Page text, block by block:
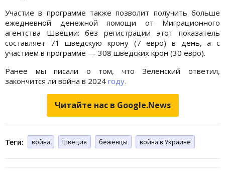
Участие в программе также позволит получить больше
ежедневной денежной помощи от Миграционного
агентства Швеции: без регистрации этот показатель
составляет 71 шведскую крону (7 евро) в день, а с
участием в программе — 308 шведских крон (30 евро).
Ранее мы писали о том, что Зеленский ответил,
закончится ли война в 2024 году.
Читайте нас в Google.News
Теги: война Швеция беженцы война в Украине